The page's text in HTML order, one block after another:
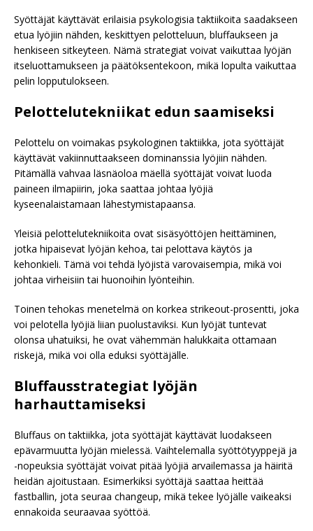
Syöttäjät käyttävät erilaisia psykologisia taktiikoita saadakseen
etua lyöjiin nähden, keskittyen pelotteluun, bluffaukseen ja
henkiseen sitkeyteen. Nämä strategiat voivat vaikuttaa lyöjän
itseluottamukseen ja päätöksentekoon, mikä lopulta vaikuttaa
pelin lopputulokseen.
Pelottelutekniikat edun saamiseksi
Pelottelu on voimakas psykologinen taktiikka, jota syöttäjät
käyttävät vakiinnuttaakseen dominanssia lyöjiin nähden.
Pitämällä vahvaa läsnäoloa mäellä syöttäjät voivat luoda
paineen ilmapiirin, joka saattaa johtaa lyöjiä
kyseenalaistamaan lähestymistapaansa.
Yleisiä pelottelutekniikoita ovat sisäsyöttöjen heittäminen,
jotka hipaisevat lyöjän kehoa, tai pelottava käytös ja
kehonkieli. Tämä voi tehdä lyöjistä varovaisempia, mikä voi
johtaa virheisiin tai huonoihin lyönteihin.
Toinen tehokas menetelmä on korkea strikeout-prosentti, joka
voi pelotella lyöjiä liian puolustaviksi. Kun lyöjät tuntevat
olonsa uhatuiksi, he ovat vähemmän halukkaita ottamaan
riskejä, mikä voi olla eduksi syöttäjälle.
Bluffausstrategiat lyöjän
harhauttamiseksi
Bluffaus on taktiikka, jota syöttäjät käyttävät luodakseen
epävarmuutta lyöjän mielessä. Vaihtelemalla syöttötyyppejä ja
-nopeuksia syöttäjät voivat pitää lyöjiä arvailemassa ja häiritä
heidän ajoitustaan. Esimerkiksi syöttäjä saattaa heittää
fastballin, jota seuraa changeup, mikä tekee lyöjälle vaikeaksi
ennakoida seuraavaa syöttöä.